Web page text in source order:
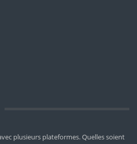
plusieurs plateformes. Quelles soient